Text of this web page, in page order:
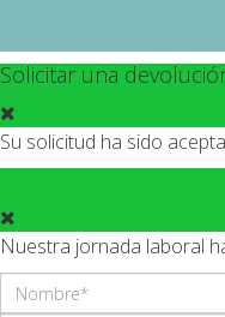
Solicitar una
Su solicitud ha sido
Nuestra jornada laboral